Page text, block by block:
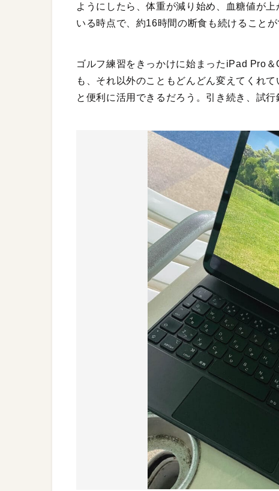
ようにしたら、体重が減り始め、血糖値が
いる時点で、約16時間の断食も続けることが
ゴルフ練習をきっかけに始まったiPad Pro
も、それ以外のこともどんどん変えてくれ
と便利に活用できるだろう。引き続き、試行